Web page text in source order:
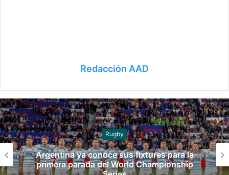
Redacción AAD
Rugby
Los Pumas 7’s se quedaron con el bronce
en Nueva York